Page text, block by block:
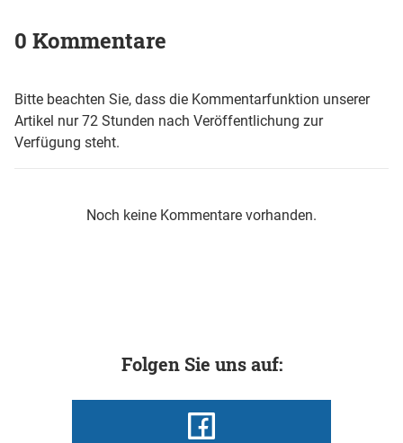
0 Kommentare
Bitte beachten Sie, dass die Kommentarfunktion unserer
Artikel nur 72 Stunden nach Veröffentlichung zur
Verfügung steht.
Noch keine Kommentare vorhanden.
Folgen Sie uns auf: